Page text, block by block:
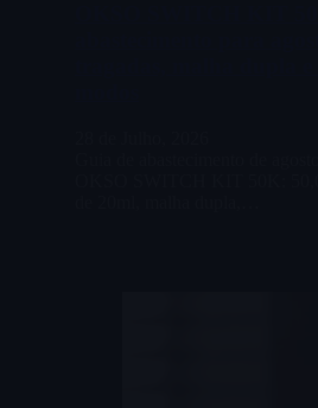
OKSO SWITCH KIT
abastecimento para
tragadas, malha dupla
Guia de abastecimento de
OKSO SWITCH KIT 50K: